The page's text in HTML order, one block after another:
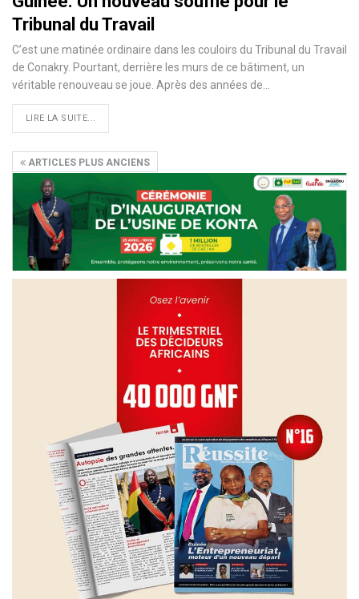
Tribunal du Travail
C’est une matinée ordinaire dans les couloirs du Tribunal du Travail
de Conakry. Pourtant, derrière les murs de ce bâtiment, un
véritable renouveau se joue. Après des années de…
LIRE LA SUITE...
ARTICLES PLUS ANCIENS